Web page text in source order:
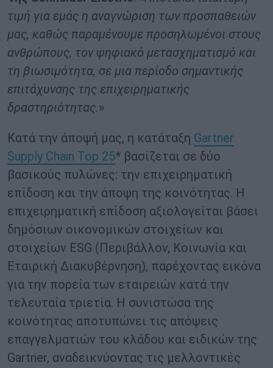
τιμή για εμάς η αναγνώριση των προσπαθειών
μας, καθώς παραμένουμε προσηλωμένοι στους
ανθρώπους, τον ψηφιακό μετασχηματισμό και
τη βιωσιμότητα, σε μια περίοδο σημαντικής
επιτάχυνσης της επιχειρηματικής
δραστηριότητας.»
Κατά την άποψή μας, η κατάταξη Gartner
Supply Chain Top 25* βασίζεται σε δύο
βασικούς πυλώνες: την επιχειρηματική
επίδοση και την άποψη της κοινότητας. Η
επιχειρηματική επίδοση αξιολογείται βάσει
δημόσιων οικονομικών στοιχείων και
στοιχείων ESG (Περιβάλλον, Κοινωνία και
Εταιρική Διακυβέρνηση), παρέχοντας εικόνα
για την πορεία των εταιρειών κατά την
τελευταία τριετία. Η συνιστώσα της
κοινότητας αποτυπώνει τις απόψεις
επαγγελματιών του κλάδου και ειδικών της
Gartner, αναδεικνύοντας τις μελλοντικές